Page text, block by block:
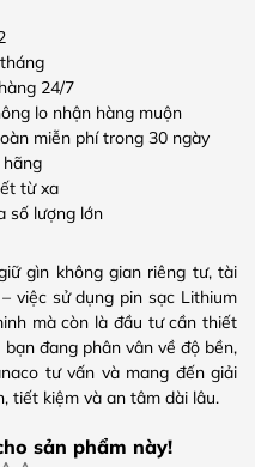
24/7
lo nhận hàng muộn
miễn phí trong 30 ngày
từ xa
số lượng lớn
gìn không gian riêng tư, tài
việc sử dụng pin sạc Lithium
mà còn là đầu tư cần thiết
đang phân vân về độ bền,
tư vấn và mang đến giải
tiết kiệm và an tâm dài lâu.
sản phẩm này!